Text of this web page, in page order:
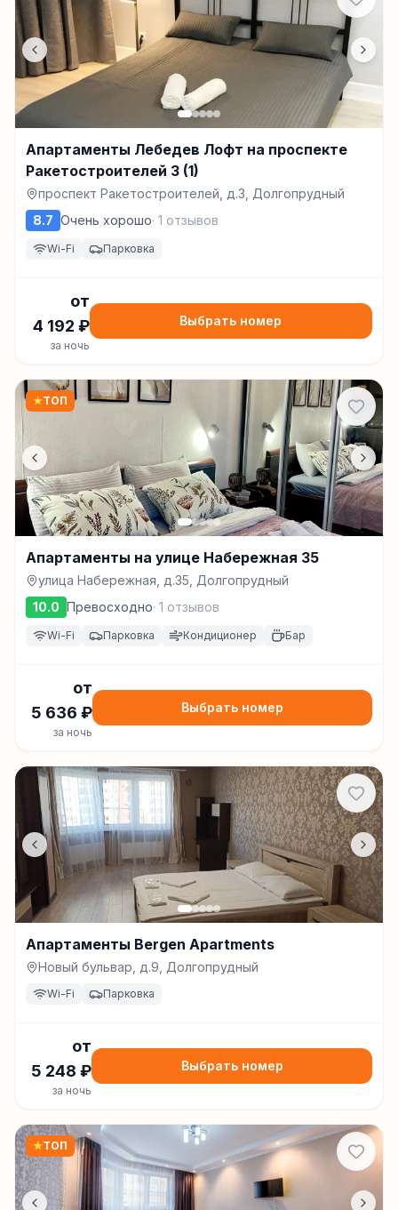
Апартаменты Лебедев Лофт на проспекте
Ракетостроителей 3 (1)
проспект Ракетостроителей, д.3, Долгопрудный
8.7 Очень хорошо· 1 отзывов
Wi-Fi Парковка
от
4 192 ₽
за ночь
Выбрать номер
★ТОП
Апартаменты на улице Набережная 35
улица Набережная, д.35, Долгопрудный
10.0 Превосходно· 1 отзывов
Wi-Fi Парковка Кондиционер Бар
от
5 636 ₽
за ночь
Выбрать номер
Апартаменты Bergen Apartments
Новый бульвар, д.9, Долгопрудный
Wi-Fi Парковка
от
5 248 ₽
за ночь
Выбрать номер
★ТОП